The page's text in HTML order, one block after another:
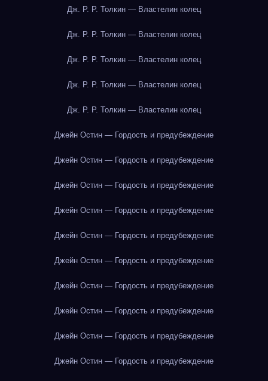
Дж. Р. Р. Толкин — Властелин колец
Дж. Р. Р. Толкин — Властелин колец
Дж. Р. Р. Толкин — Властелин колец
Дж. Р. Р. Толкин — Властелин колец
Дж. Р. Р. Толкин — Властелин колец
Джейн Остин — Гордость и предубеждение
Джейн Остин — Гордость и предубеждение
Джейн Остин — Гордость и предубеждение
Джейн Остин — Гордость и предубеждение
Джейн Остин — Гордость и предубеждение
Джейн Остин — Гордость и предубеждение
Джейн Остин — Гордость и предубеждение
Джейн Остин — Гордость и предубеждение
Джейн Остин — Гордость и предубеждение
Джейн Остин — Гордость и предубеждение